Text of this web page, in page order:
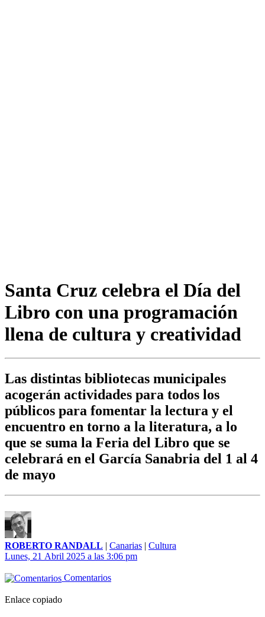
Santa Cruz celebra el Día del
Libro con una programación
llena de cultura y creatividad
Las distintas bibliotecas municipales
acogerán actividades para todos los
públicos para fomentar la lectura y el
encuentro en torno a la literatura, a lo
que se suma la Feria del Libro que se
celebrará en el García Sanabria del 1 al 4
de mayo
ROBERTO RANDALL | Canarias | Cultura
Lunes, 21 Abril 2025 a las 3:06 pm
Comentarios
Enlace copiado